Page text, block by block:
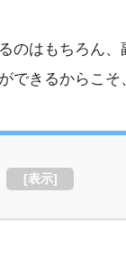
のはもちろん
できるからこ
[表示]